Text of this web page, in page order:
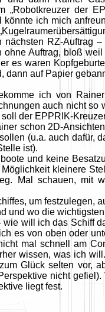
der
ich mich
RZ-Auftrag
Auftrag, bloß
es waren
dann auf Papier
ich von
auch nicht so
der EPPRIK-
schon 2D-
(u.a. auch dafür,
ist).
und keine
kleinere
Mal schauen, mit
um festzulegen,
und wo die
will ich das Schiff
es von oben oder
mal schnell am
wissen, was ich
Glück selten vor,
nicht
liegt fest.